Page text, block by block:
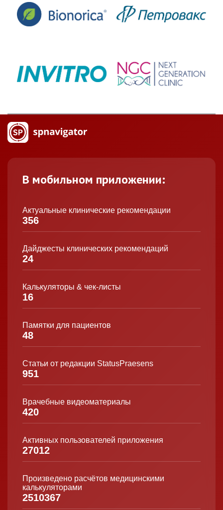
В мобильном приложении:
Актуальные клинические рекомендации
356
Дайджесты клинических рекомендаций
24
Калькуляторы & чек-листы
16
Памятки для пациентов
48
Статьи от редакции StatusPraesens
951
Врачебные видеоматериалы
420
Активных пользователей приложения
27012
Произведено расчётов медицинскими
калькуляторами
2510367